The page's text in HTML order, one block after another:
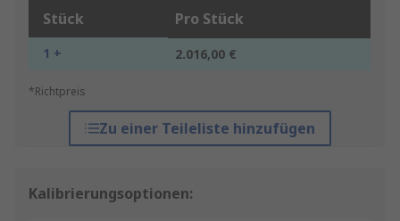
Stück Pro Stück
1 + 2.016,00 €
*Richtpreis
Zu einer Teileliste hinzufügen
Kalibrierungsoptionen: